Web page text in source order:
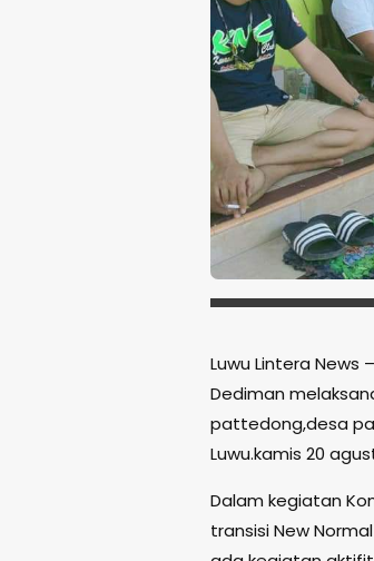
Luwu Lintera News
Dediman
pattedong,desa
Luwu.kamis 20
Dalam kegiatan
transisi New